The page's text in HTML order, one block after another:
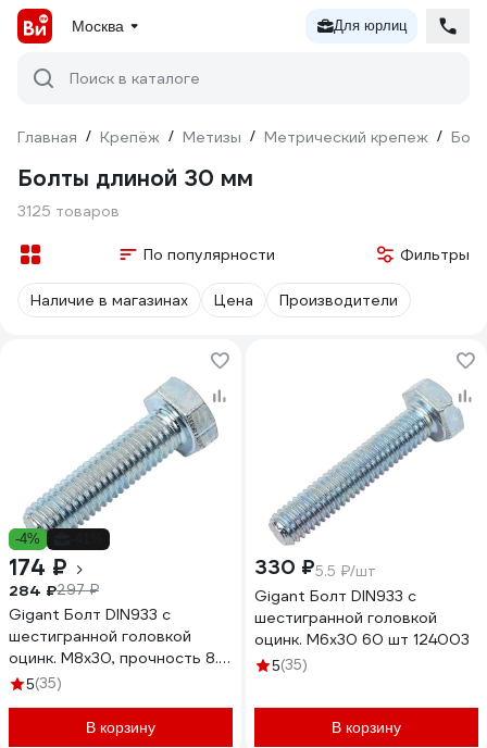
Москва Для юрлиц
Поиск в каталоге
Главная / Крепёж / Метизы / Метрический крепеж /
Болты длиной 30 мм
3125 товаров
По популярности Фильтры
Наличие в магазинах Цена Производители
-4%
174 ₽
284 ₽297 ₽
Gigant Болт DIN933 с
шестигранной головкой
оцинк. М8x30, прочность 8.8,
30 шт 124013
5(35)
В корзину
330 ₽5.5 ₽/шт
Gigant Болт DIN933 с
шестигранной головкой
оцинк. М6x30 60 шт 124003
5(35)
В корзину